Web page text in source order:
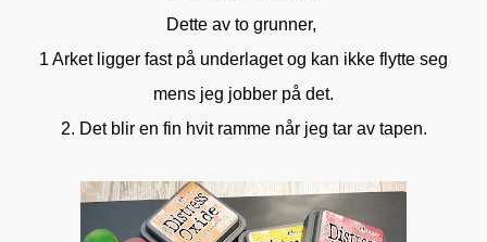
Dette av to grunner,
1 Arket ligger fast på underlaget og kan ikke flytte seg
mens jeg jobber på det.
2. Det blir en fin hvit ramme når jeg tar av tapen.